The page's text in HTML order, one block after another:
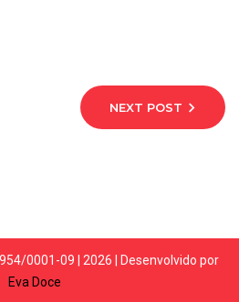
NEXT POST
0001-09 | 2026 | Desenvolvido por
Eva Doce